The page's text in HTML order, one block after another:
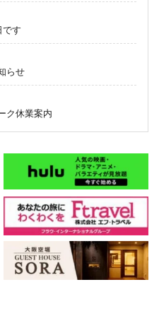
です
らせ
ク休業案内